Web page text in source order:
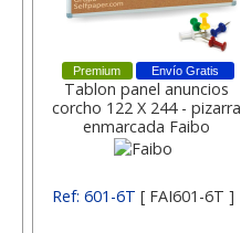
Envío Gratis
Premium
Tablon panel anuncios
corcho 122 X 244 - pizarra
enmarcada Faibo
Ref: 601-6T[ FAI601-6T ]